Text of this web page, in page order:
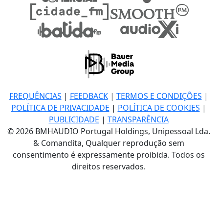
FREQUÊNCIAS | FEEDBACK| TERMOS E CONDIÇÕES |
POLÍTICA DE PRIVACIDADE | POLÍTICA DE COOKIES |
PUBLICIDADE | TRANSPARÊNCIA
© 2026 BMHAUDIO Portugal Holdings, Unipessoal Lda.
& Comandita, Qualquer reprodução sem
consentimento é expressamente proibida. Todos os
direitos reservados.